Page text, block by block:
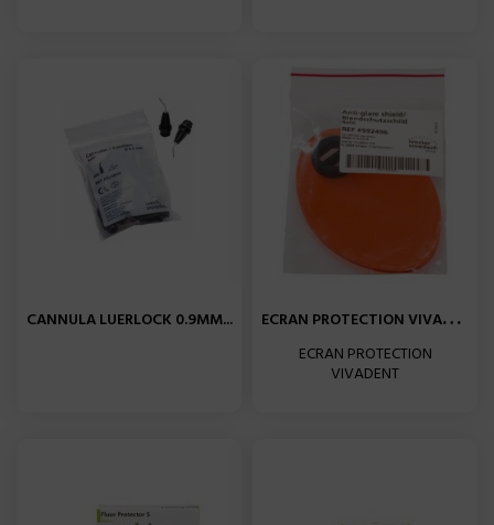
CANNULA LUERLOCK 0.9MM... E
CRAN PROTECTION VIVADENT...
ECRAN PROTECTION
VIVADENT